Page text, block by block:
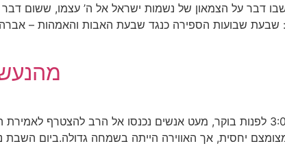
דבר על הצמאון של נשמות ישראל אל ה’ עצמו, ששום
שבעת שבועות הספירה כנגד שבעת האבות והאמהות –
ליל הסדר: במהלך ליל הסדר, בסביבות השעה 3:00 לפנות בוקר, מעט אנשים
יחסית, אך האווירה הייתה בשמחה גדולה.ביום